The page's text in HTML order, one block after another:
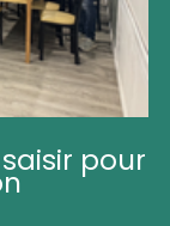
pour